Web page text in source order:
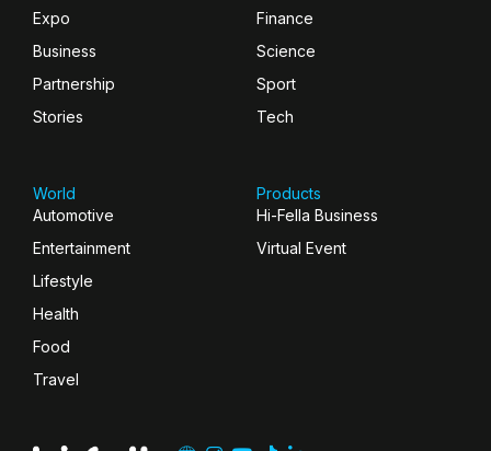
Expo
Business
Partnership
Stories
Finance
Science
Sport
Tech
World
Automotive
Entertainment
Lifestyle
Health
Food
Travel
Products
Hi-Fella Business
Virtual Event